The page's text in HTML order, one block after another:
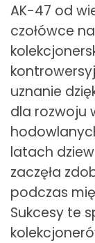
AK-47 od
czołówce
uznanie
dla rozwoju
latach
zaczęła
podczas
Sukcesy te